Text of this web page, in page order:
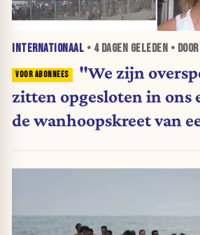
INTERNATIONAAL • 4 DAGEN GELEDEN •
"We zijn
zitten opgesloten in ons
de wanhoopskreet van